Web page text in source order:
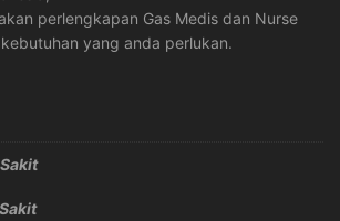
perlengkapan Gas Medis dan Nurse
yang anda perlukan.